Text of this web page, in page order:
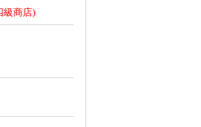
級商店)